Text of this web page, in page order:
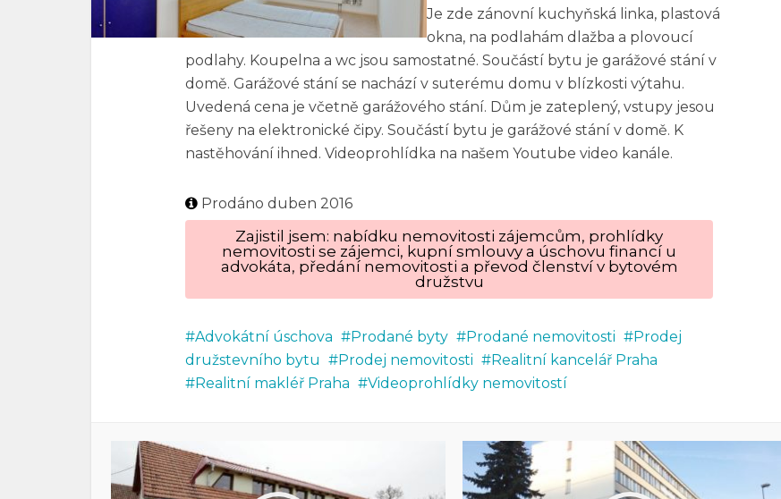
Je zde zánovní kuchyňská linka, plastová
okna, na podlahám dlažba a plovoucí
podlahy. Koupelna a wc jsou samostatné. Součástí bytu je garážové stání v
domě. Garážové stání se nachází v suterému domu v blízkosti výtahu.
Uvedená cena je včetně garážového stání. Dům je zateplený, vstupy jesou
řešeny na elektronické čipy. Součástí bytu je garážové stání v domě. K
nastěhování ihned. Videoprohlídka na našem Youtube video kanále.
Prodáno duben 2016
Zajistil jsem: nabídku nemovitosti zájemcům, prohlídky
nemovitosti se zájemci, kupní smlouvy a úschovu financí u
advokáta, předání nemovitosti a převod členství v bytovém
družstvu
Advokátní úschova Prodané byty Prodané nemovitosti
Prodej
družstevního bytu
Prodej nemovitosti
Realitní kancelář Praha
Realitní makléř Praha
Videoprohlídky nemovitostí